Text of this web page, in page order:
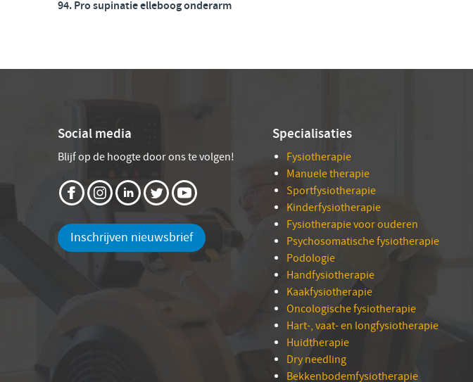
94. Pro supinatie elleboog onderarm
Social media
Blijf op de hoogte door ons te volgen!
Inschrijven nieuwsbrief
Specialisaties
Fysiotherapie
Manuele therapie
Sportfysiotherapie
Kinderfysiotherapie
Fysiotherapie voor ouderen
Psychosomatische fysiotherapie
Podologie
Handfysiotherapie
Kaakfysiotherapie
Oncologische fysiotherapie
Hart-, vaat- en longfysiotherapie
Huidtherapie
Dry needling
Bekkenbodemfysiotherapie